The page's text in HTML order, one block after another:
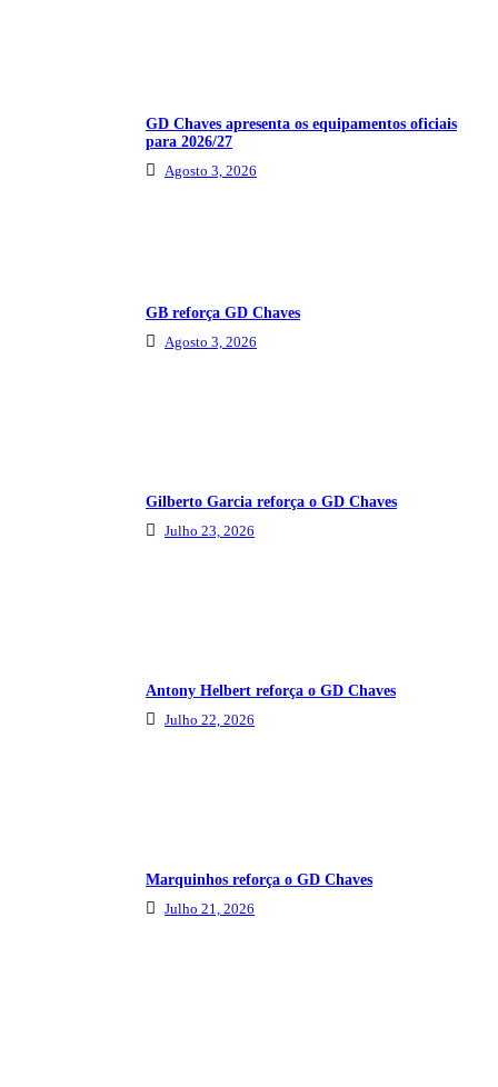
GD Chaves apresenta os equipamentos oficiais
para 2026/27
Agosto 3, 2026
GB reforça GD Chaves
Agosto 3, 2026
Gilberto Garcia reforça o GD Chaves
Julho 23, 2026
Antony Helbert reforça o GD Chaves
Julho 22, 2026
Marquinhos reforça o GD Chaves
Julho 21, 2026